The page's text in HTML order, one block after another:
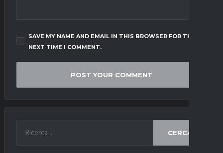
SAVE MY NAME AND EMAIL IN THIS BROWSER FOR THE
NEXT TIME I COMMENT.
CERCA